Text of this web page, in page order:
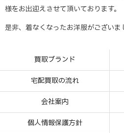
様をお出迎えさせて頂いております。
是非、着なくなったお洋服がございま
買取ブランド
宅配買取の流れ
会社案内
個人情報保護方針